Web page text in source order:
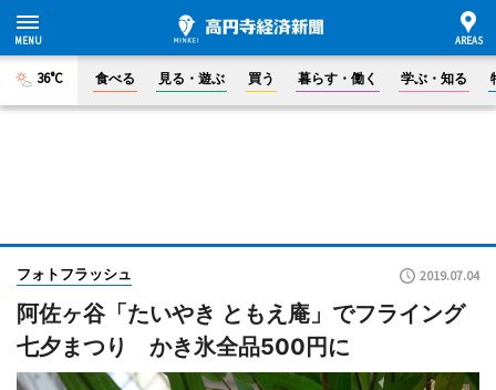
36°C 食べる 見る・遊ぶ 買う 暮らす・働く 学ぶ・知る
フォトフラッシュ 2019.07.04
阿佐ヶ谷「たいやき ともえ庵」でフライング
七夕まつり かき氷全品500円に